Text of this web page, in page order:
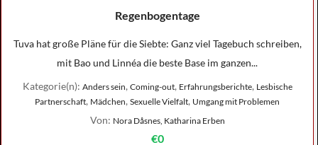
Regenbogentage
Tuva hat große Pläne für die Siebte: Ganz viel Tagebuch schreiben,
mit Bao und Linnéa die beste Base im ganzen...
Kategorie(n): Anders sein, Coming-out, Erfahrungsberichte, Lesbische
Partnerschaft, Mädchen, Sexuelle Vielfalt, Umgang mit Problemen
Von: Nora Dåsnes, Katharina Erben
€0